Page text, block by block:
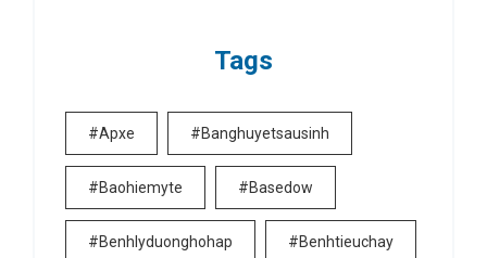
Tags
#apxe #banghuyetsausinh
#baohiemyte #basedow
#benhlyduonghohap #benhtieuchay